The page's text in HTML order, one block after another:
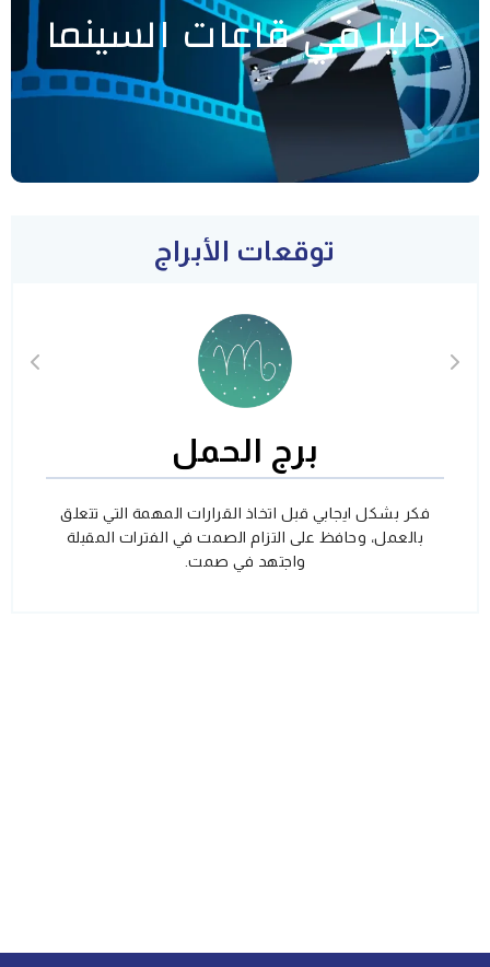
حاليا في قاعات السينما
توقعات الأبراج
برج الحمل
فكر بشكل ايجابي قبل اتخاذ القرارات المهمة التي تتعلق
بالعمل، وحافظ على التزام الصمت في الفترات المقبلة
واجتهد في صمت.